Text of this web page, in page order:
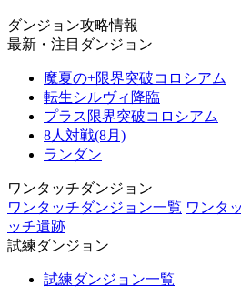
ダンジョン攻略情報
最新・注目ダンジョン
魔夏の+限界突破コロシアム
転生シルヴィ降臨
プラス限界突破コロシアム
8人対戦(8月)
ランダン
ワンタッチダンジョン
ワンタッチダンジョン一覧 ワンタ
ッチ遺跡
試練ダンジョン
試練ダンジョン一覧